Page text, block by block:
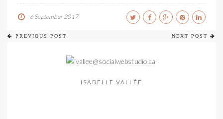
6 September 2017
PREVIOUS POST NEXT POST
ISABELLE VALLÉE